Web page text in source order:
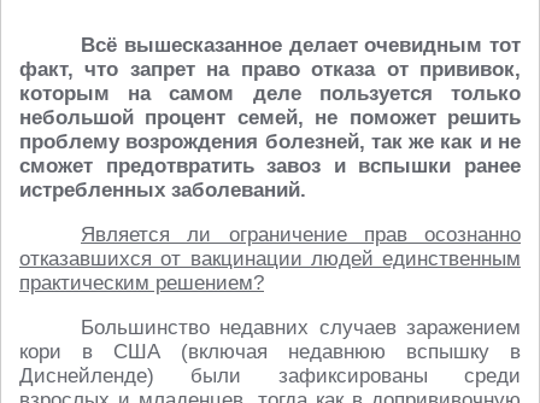
Всё вышесказанное делает очевидным тот
факт, что запрет на право отказа от прививок,
которым на самом деле пользуется только
небольшой процент семей, не поможет решить
проблему возрождения болезней, так же как и не
сможет предотвратить завоз и вспышки ранее
истребленных заболеваний.
Является ли ограничение прав осознанно
отказавшихся от вакцинации людей единственным
практическим решением?
Большинство недавних случаев заражением
кори в США (включая недавнюю вспышку в
Диснейленде) были зафиксированы среди